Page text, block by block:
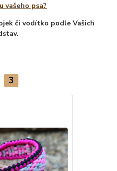
vašeho psa?
či vodítko podle Vašich
3